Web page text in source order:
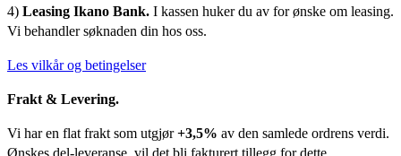
4) Leasing Ikano Bank. I kassen huker du av for ønske om leasing.
Vi behandler søknaden din hos oss.
Les vilkår og betingelser
Frakt & Levering.
Vi har en flat frakt som utgjør+3,5% av den samlede ordrens verdi.
Ønskes del-leveranse, vil det bli fakturert tillegg for dette.